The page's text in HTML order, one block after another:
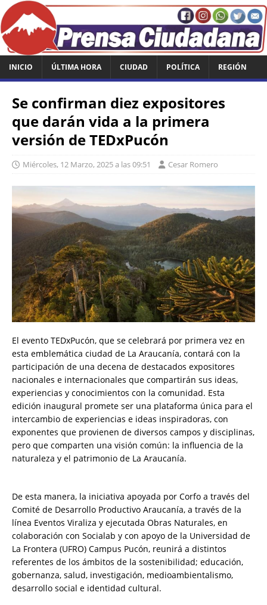
INICIO ÚLTIMA HORA CIUDAD POLÍTICA REGIÓN
Se confirman diez expositores
que darán vida a la primera
versión de TEDxPucón
Miércoles, 12 Marzo, 2025 a las 09:51 Cesar Romero
El evento TEDxPucón, que se celebrará por primera vez en
esta emblemática ciudad de La Araucanía, contará con la
participación de una decena de destacados expositores
nacionales e internacionales que compartirán sus ideas,
experiencias y conocimientos con la comunidad. Esta
edición inaugural promete ser una plataforma única para el
intercambio de experiencias e ideas inspiradoras, con
exponentes que provienen de diversos campos y disciplinas,
pero que comparten una visión común: la influencia de la
naturaleza y el patrimonio de La Araucanía.
De esta manera, la iniciativa apoyada por Corfo a través del
Comité de Desarrollo Productivo Araucanía, a través de la
línea Eventos Viraliza y ejecutada Obras Naturales, en
colaboración con Socialab y con apoyo de la Universidad de
La Frontera (UFRO) Campus Pucón, reunirá a distintos
referentes de los ámbitos de la sostenibilidad; educación,
gobernanza, salud, investigación, medioambientalismo,
desarrollo social e identidad cultural.